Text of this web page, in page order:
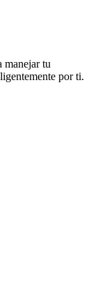
manejar tu
por ti.